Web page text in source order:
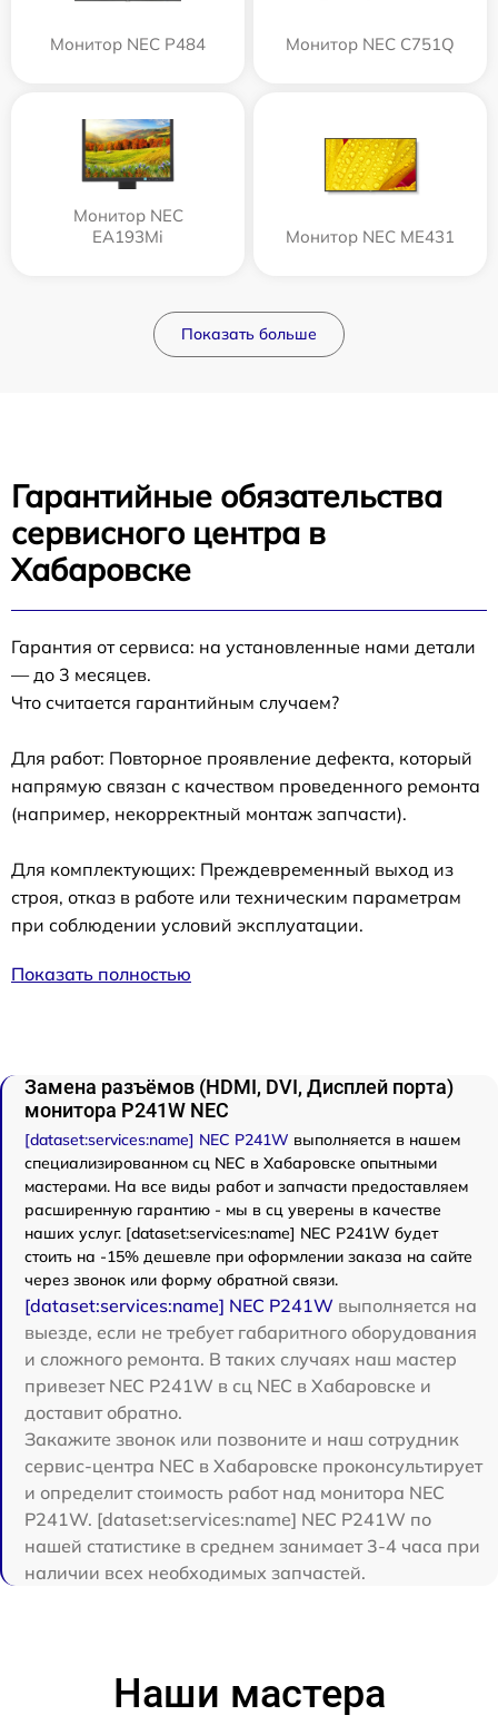
Монитор NEC P484 Монитор NEC C751Q
Монитор NEC
EA193Mi
Монитор NEC ME431
Показать больше
Гарантийные обязательства
сервисного центра в
Хабаровске
Гарантия от сервиса: на установленные нами детали
— до 3 месяцев.
Что считается гарантийным случаем?
Для работ: Повторное проявление дефекта, который
напрямую связан с качеством проведенного ремонта
(например, некорректный монтаж запчасти).
Для комплектующих: Преждевременный выход из
строя, отказ в работе или техническим параметрам
при соблюдении условий эксплуатации.
Показать полностью
Замена разъёмов (HDMI, DVI, Дисплей порта)
монитора P241W NEC
[dataset:services:name] NEC P241W выполняется в нашем
специализированном сц NEC в Хабаровске опытными
мастерами. На все виды работ и запчасти предоставляем
расширенную гарантию - мы в сц уверены в качестве
наших услуг. [dataset:services:name] NEC P241W будет
стоить на -15% дешевле при оформлении заказа на сайте
через звонок или форму обратной связи.
[dataset:services:name] NEC P241W выполняется на
выезде, если не требует габаритного оборудования
и сложного ремонта. В таких случаях наш мастер
привезет NEC P241W в сц NEC в Хабаровске и
доставит обратно.
Закажите звонок или позвоните и наш сотрудник
сервис-центра NEC в Хабаровске проконсультирует
и определит стоимость работ над монитора NEC
P241W. [dataset:services:name] NEC P241W по
нашей статистике в среднем занимает 3-4 часа при
наличии всех необходимых запчастей.
Наши мастера